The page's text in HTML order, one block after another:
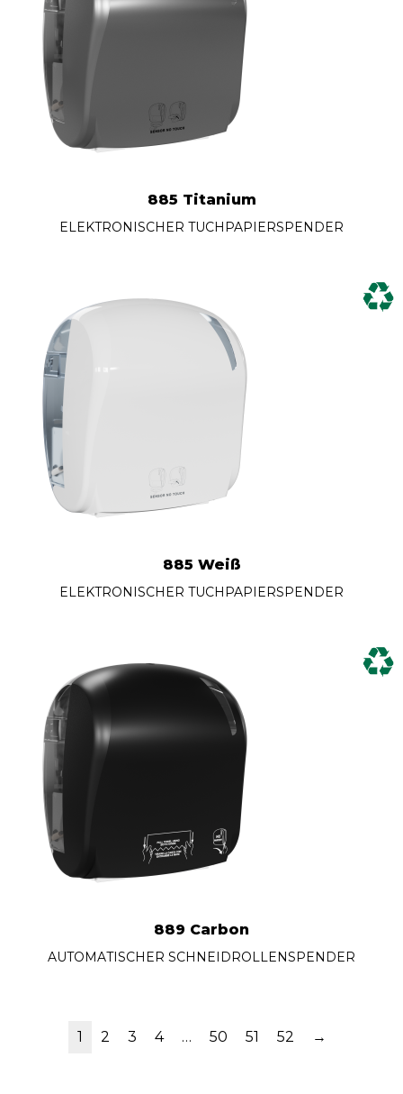
885 Titanium
ELEKTRONISCHER TUCHPAPIERSPENDER
885 Weiß
ELEKTRONISCHER TUCHPAPIERSPENDER
889 Carbon
AUTOMATISCHER SCHNEIDROLLENSPENDER
1 2 3 4 … 50 51 52 →